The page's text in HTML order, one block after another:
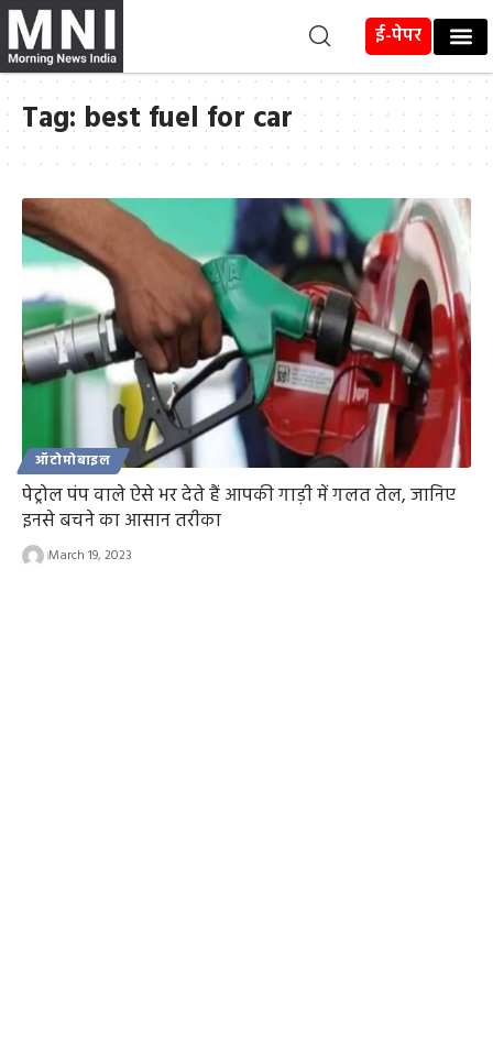
ई-पेपर
Tag: best fuel for car
ऑटोमोबाइल
पेट्रोल पंप वाले ऐसे भर देते हैं आपकी गाड़ी में गलत तेल, जानिए
इनसे बचने का आसान तरीका
March 19, 2023